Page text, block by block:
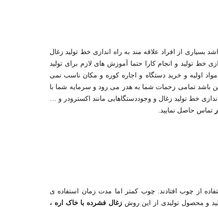
بسیاری از افراد علاقه مند به راه اندازی خط تولید زغال
خط تولید و انجام کارا حتما آموزش های لازم برای تولید
اولیه و خرید دستگاه و اجاره کوره و مکان ناسب نمی
باشد تمامی زحمات شما به هدر می رود و سرمایه شما با
خط تولید زغال و وجوددستگاهایی مانند اکسترودر و …
تماس حاصل نمایید.
از چوب افتادند. چوب کمتر اما مدت زمان استفاده ی
و محصول تولیدی از این روشزغال فشرده با خاک اره ،